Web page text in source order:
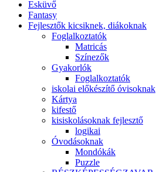
Esküvő
Fantasy
Fejlesztők kicsiknek, diákoknak
Foglalkoztatók
Matricás
Színezők
Gyakorlók
Foglalkoztatók
iskolai előkészítő óvisoknak
Kártya
kifestő
kisiskolásoknak fejlesztő
logikai
Óvodásoknak
Mondókák
Puzzle